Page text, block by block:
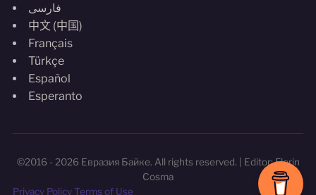
فارسی
中文 (中国)
Français
Türkçe
Español
Esperanto
©2016 - 2026 Евразия Байке. All rights reserved. | Editor: Florin
Cosma
Privacy PolicyTerms of Use